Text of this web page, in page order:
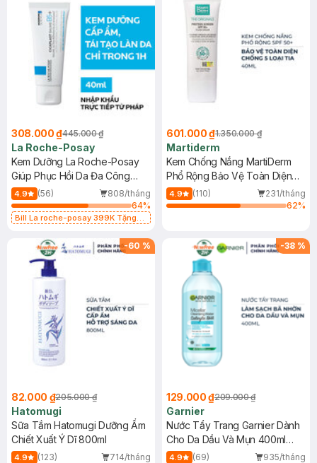
308.000 ₫445.000 ₫
La Roche-Posay
Kem Dưỡng La Roche-Posay
Giúp Phục Hồi Da Đa Công
Dụng 40ml
4.9 (56)
808/tháng
64%
Bill La roche-posay 399K Tặng
(SL có hạn)
601.000 ₫1.350.000 ₫
Martiderm
Kem Chống Nắng MartiDerm
Phổ Rộng Bảo Vệ Toàn Diện
40ml
4.9 (110)
231/tháng
62%
-60 %
82.000 ₫205.000 ₫
Hatomugi
Sữa Tắm Hatomugi Dưỡng Ẩm
Chiết Xuất Ý Dĩ 800ml
4.9 (123)
714/tháng
-38 %
129.000 ₫209.000 ₫
Garnier
Nước Tẩy Trang Garnier Dành
Cho Da Dầu Và Mụn 400ml
(Mới)
4.9 (69)
935/tháng